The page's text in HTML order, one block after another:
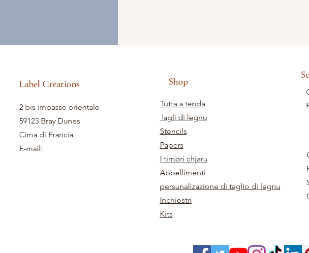
Label Creations
2 bis impasse orientale
59123 Bray Dunes
Cima di Francia
E-mail:
Shop
Tutta a tenda
Tagli di legnu
Stencils
Papers
I timbri chjaru
Abbellimenti
persunalizazione di taglio di legnu
Inchiostri
Kits